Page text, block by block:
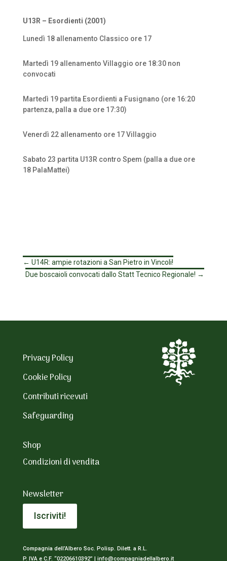
U13R – Esordienti (2001)
Lunedì 18 allenamento Classico ore 17
Martedì 19 allenamento Villaggio ore 18:30 non
convocati
Martedì 19 partita Esordienti a Fusignano (ore 16:20
partenza, palla a due ore 17:30)
Venerdì 22 allenamento ore 17 Villaggio
Sabato 23 partita U13R contro Spem (palla a due ore
18 PalaMattei)
← U14R: ampie rotazioni a San Pietro in Vincoli!
Due boscaioli convocati dallo Statt Tecnico Regionale! →
Privacy Policy
Cookie Policy
Contributi ricevuti
Safeguarding
Shop
Condizioni di vendita
Newsletter
Iscriviti!
Compagnia dell’Albero Soc. Polisp. Dilett. a R.L.
P. IVA e C.F. “02206610392” | info@compagniadellalbero.it